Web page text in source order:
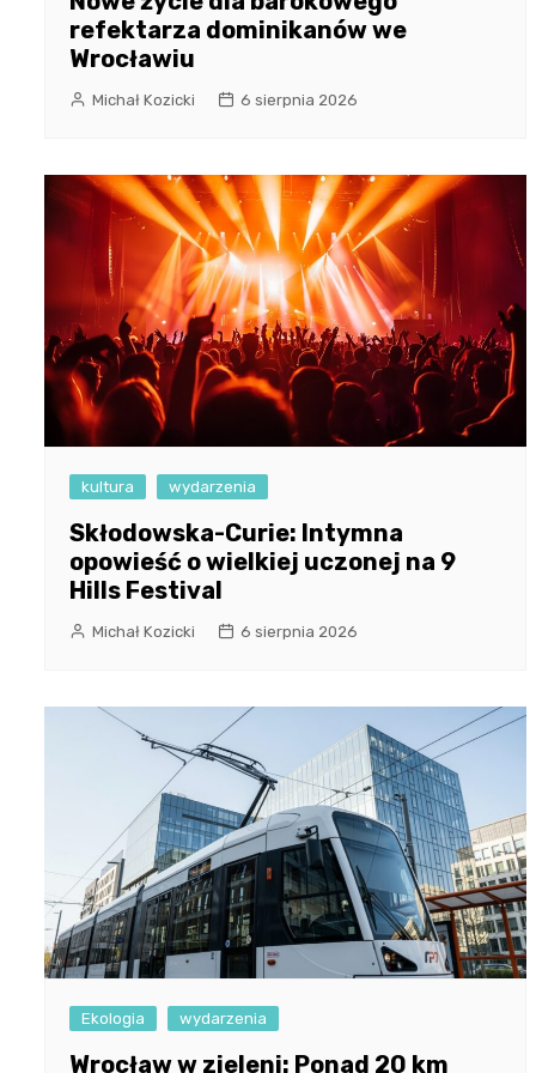
refektarza dominikanów we
Wrocławiu
Michał Kozicki 6 sierpnia 2026
kultura wydarzenia
Skłodowska-Curie: Intymna
opowieść o wielkiej uczonej na 9
Hills Festival
Michał Kozicki 6 sierpnia 2026
Ekologia wydarzenia
Wrocław w zieleni: Ponad 20 km